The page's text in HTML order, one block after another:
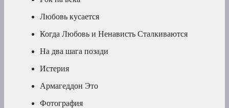
Любовь кусается
Когда Любовь и Ненависть Сталкиваются
На два шага позади
Истерия
Армагеддон Это
Фотография